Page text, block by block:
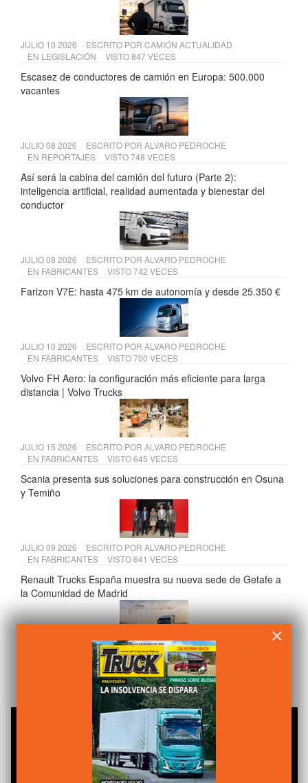
JULIO 10 2026 ESCRITO POR CAMIÓN ACTUALIDAD
EN LEGISLACIÓN VISTO 847 VECES
Escasez de conductores de camión en Europa: 500.000
vacantes
JULIO 08 2026 ESCRITO POR ALVARO PEDROCHE
EN REPORTAJES VISTO 748 VECES
Así será la cabina del camión del futuro (Parte 2):
inteligencia artificial, realidad aumentada y bienestar del
conductor
JULIO 08 2026 ESCRITO POR ALVARO PEDROCHE
EN FABRICANTES VISTO 742 VECES
Farizon V7E: hasta 475 km de autonomía y desde 25.350 €
JULIO 10 2026 ESCRITO POR ALVARO PEDROCHE
EN FABRICANTES VISTO 700 VECES
Volvo FH Aero: la configuración más eficiente para larga
distancia | Volvo Trucks
JULIO 15 2026 ESCRITO POR ALVARO PEDROCHE
EN FABRICANTES VISTO 645 VECES
Scania presenta sus soluciones para construcción en Osuna
y Temiño
JULIO 09 2026 ESCRITO POR ALVARO PEDROCHE
EN FABRICANTES VISTO 641 VECES
Renault Trucks España muestra su nueva sede de Getafe a
la Comunidad de Madrid
ESCRITO PORCAMIÓN ACTUALIDAD
LEGISLACIÓN VISTO 630 VECES
Tres cambios clave para el transporte de mercancías desde
×